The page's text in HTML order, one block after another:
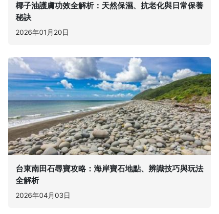
椰子油護膚功效全解析：天然保濕、抗老化與日常保養
秘訣
2026年01月20日
台東南田石尋寶攻略：海岸寶石地點、辨識技巧與玩法
全解析
2026年04月03日